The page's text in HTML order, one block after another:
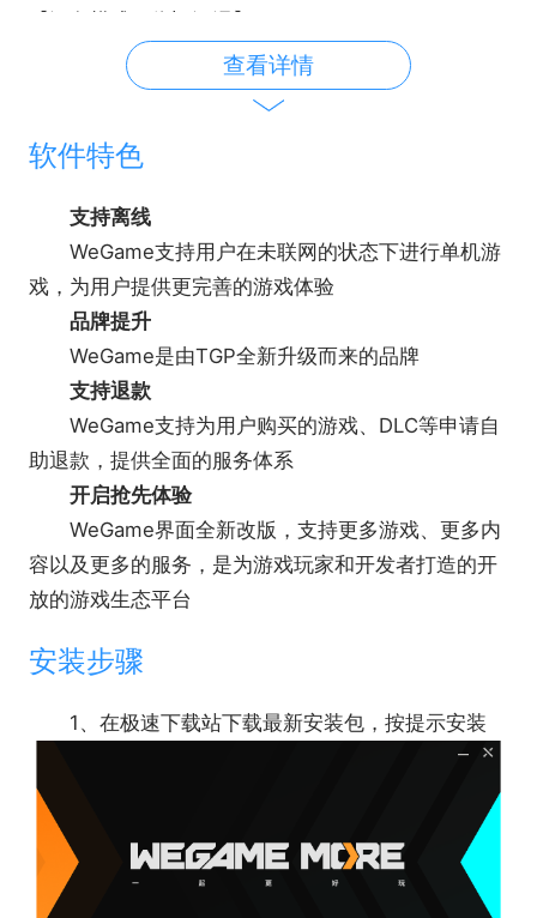
【性能，提升不止一点点】
60%登录速度提升;30%资源占用降低;50%商店加载
速度提升
【主页升级与我相关】
你预约的游戏上上上上上线了
【先锋测试】
众多内测新游等你体验
软件功能
1、游戏商店
发现更多好玩新游戏
2、游戏辅助
查看详情
软件特色
支持离线
WeGame支持用户在未联网的状态下进行单机游
戏，为用户提供更完善的游戏体验
品牌提升
WeGame是由TGP全新升级而来的品牌
支持退款
WeGame支持为用户购买的游戏、DLC等申请自
助退款，提供全面的服务体系
开启抢先体验
WeGame界面全新改版，支持更多游戏、更多内
容以及更多的服务，是为游戏玩家和开发者打造的开
放的游戏生态平台
安装步骤
1、在极速下载站下载最新安装包，按提示安装